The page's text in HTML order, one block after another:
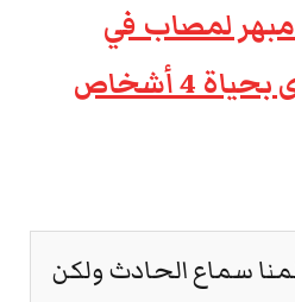
لمصاب في
حادث مروري أودى بحياة 4 أشخاص
سماع الحادث ولكن